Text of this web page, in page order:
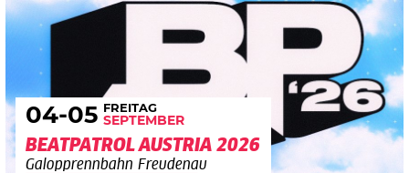
04-05 FREITAG
SEPTEMBER
BEATPATROL AUSTRIA 2026
Galopprennbahn Freudenau